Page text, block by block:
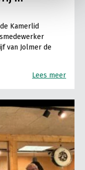
Kamerlid
van Jolmer de
Lees meer